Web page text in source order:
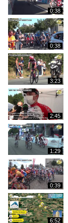
0:38
0:38
3:23
2:45
1:29
0:39
6:52